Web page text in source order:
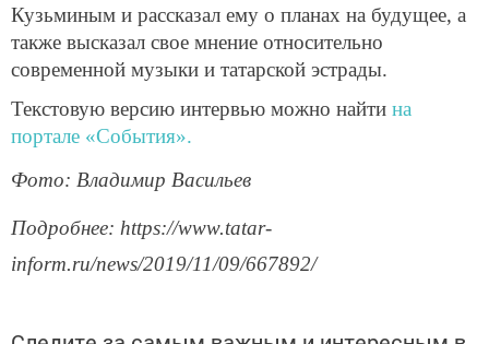
Кузьминым и рассказал ему о планах на будущее, а
также высказал свое мнение относительно
современной музыки и татарской эстрады.
Текстовую версию интервью можно найти на
портале «События».
Фото: Владимир Васильев
Подробнее: https://www.tatar-
inform.ru/news/2019/11/09/667892/